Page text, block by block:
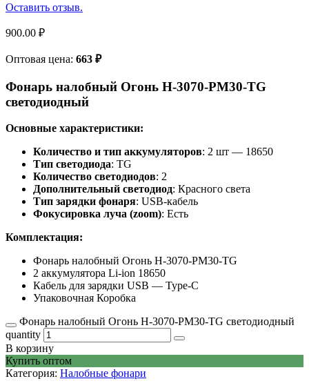
Оставить отзыв.
900.00 ₽
Оптовая цена: 663 ₽
Фонарь налобный Огонь H-3070-PM30-TG
светодиодный
Основные характеристики:
Количество и тип аккумуляторов: 2 шт — 18650
Тип светодиода: TG
Количество светодиодов: 2
Дополнительный светодиод: Красного света
Тип зарядки фонаря: USB-кабель
Фокусировка луча (zoom): Есть
Комплектация:
Фонарь налобный Огонь H-3070-PM30-TG
2 аккумулятора Li-ion 18650
Кабель для зарядки USB — Type-C
Упаковочная Коробка
Фонарь налобный Огонь H-3070-PM30-TG светодиодный
quantity
В корзину
Купить оптом
Категория: Налобные фонари